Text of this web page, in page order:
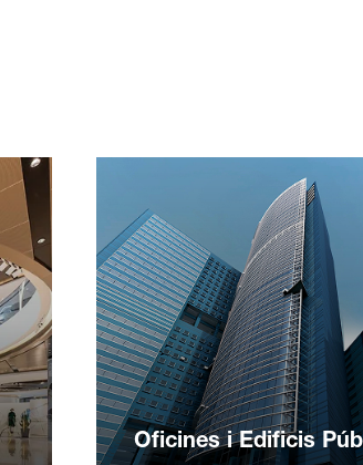
Oficines i Edificis